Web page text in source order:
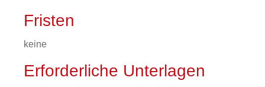
Fristen
keine
Erforderliche Unterlagen